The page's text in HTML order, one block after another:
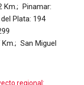
Km.; Pinamar:
Plata: 194
San Miguel
regional: